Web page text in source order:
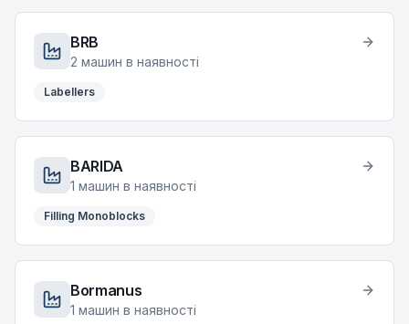
BRB
2 машин в наявності
Labellers
BARIDA
1 машин в наявності
Filling Monoblocks
Bormanus
1 машин в наявності